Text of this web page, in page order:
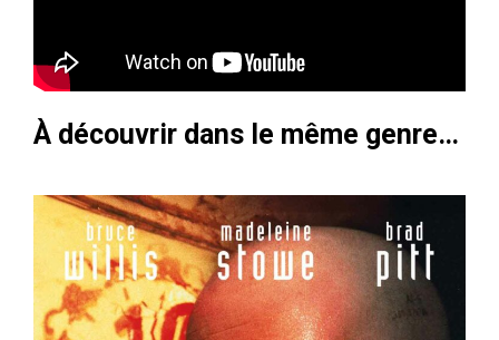
À découvrir dans le même genre…